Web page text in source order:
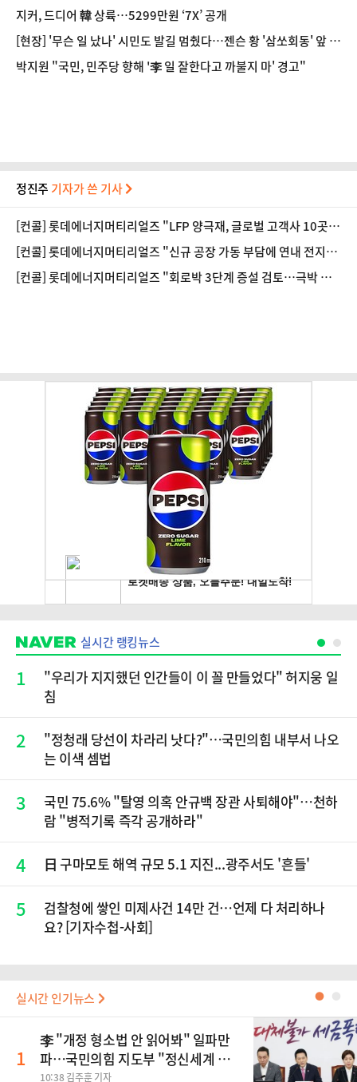
지커, 드디어 韓 상륙…5299만원 ‘7X’ 공개
[현장] '무슨 일 났나' 시민도 발길 멈췄다…젠슨 황 '삼쏘회동' 앞 수
백명 운집
박지원 "국민, 민주당 향해 '李 일 잘한다고 까불지 마' 경고"
정진주 기자가 쓴 기사
[컨콜] 롯데에너지머티리얼즈 "LFP 양극재, 글로벌 고객사 10곳
대상 승인평가"
[컨콜] 롯데에너지머티리얼즈 "신규 공장 가동 부담에 연내 전지박
분기 흑자는 어려워"
[컨콜] 롯데에너지머티리얼즈 "회로박 3단계 증설 검토…극박 수
실시간 랭킹뉴스
1
"우리가 지지했던 인간들이 이 꼴 만들었다" 허지웅 일
침
2
​"정청래 당선이 차라리 낫다?"…국민의힘 내부서 나오
는 이색 셈법
3
국민 75.6% "탈영 의혹 안규백 장관 사퇴해야"…천하
람 "병적기록 즉각 공개하라"
4 日 구마모토 해역 규모 5.1 지진...광주서도 '흔들'
5
검찰청에 쌓인 미제사건 14만 건…언제 다 처리하나
요? [기자수첩-사회]
실시간 인기뉴스 ●
1
李 "개정 형소법 안 읽어봐" 일파만
파…국민의힘 지도부 "정신세계 궁
금하다"
10:38 김주훈 기자